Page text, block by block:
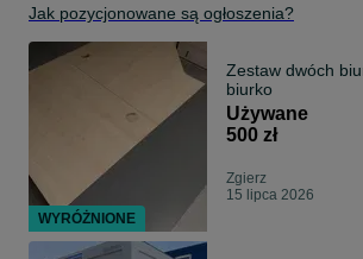
Jak pozycjonowane są ogłoszenia?
Zestaw dwóch
biurko
Używane
500 zł
Zgierz
15 lipca 2026
WYRÓŻNIONE